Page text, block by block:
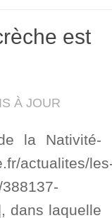
est
À JOUR
la Nativité-
actualites/
dans laquelle